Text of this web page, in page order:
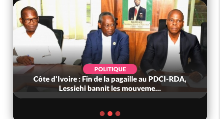
POLITIQUE
Côte d'Ivoire : Fin de la pagaille au PDCI-RDA,
Lessiehi bannit les mouveme...